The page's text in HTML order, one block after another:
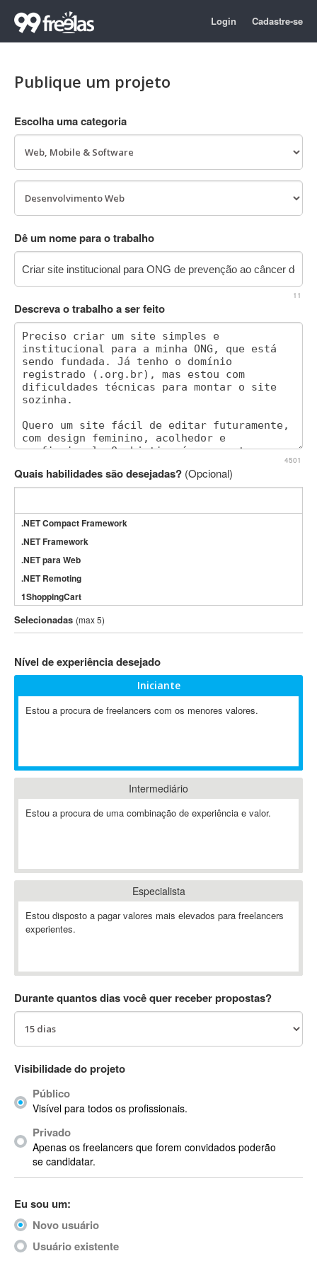
Login Cadastre-se
Publique um projeto
Escolha uma categoria
Dê um nome para o trabalho
11
Descreva o trabalho a ser feito
4501
Quais habilidades são desejadas? (Opcional)
.NET Compact Framework
.NET Framework
.NET para Web
.NET Remoting
1ShoppingCart
3DS Max
3GSM
802.11
A-GPS
ABAP
Abaqus
ABBYY FineReader
Ableton
Ableton Push
Abstract
AC3
ACID Pro
ACPI
Acrobat
Acrobat X
Acronis
ACT
Actimize
ActionScript
ActionScript 3
Selecionadas (max 5)
Nível de experiência desejado
Iniciante
Estou a procura de freelancers com os menores valores.
Intermediário
Estou a procura de uma combinação de experiência e valor.
Especialista
Estou disposto a pagar valores mais elevados para freelancers
experientes.
Durante quantos dias você quer receber propostas?
Visibilidade do projeto
Público
Visível para todos os profissionais.
Privado
Apenas os freelancers que forem convidados poderão
se candidatar.
Eu sou um:
Novo usuário
Usuário existente